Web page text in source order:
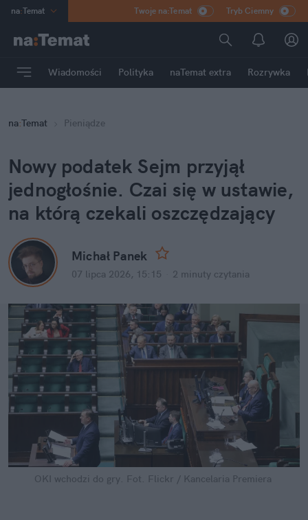
na:Temat
Poland
mama
Rozrywka
Twoje na:Temat Tryb Ciemny
Wiadomości Polityka naTemat extra Rozrywka
na:Temat Pieniądze
Nowy podatek Sejm przyjął
jednogłośnie. Czai się w ustawie,
na którą czekali oszczędzający
Michał Panek
07 lipca 2026, 15:15 2 minuty czytania
OKI wchodzi do gry. Fot. Flickr / Kancelaria Premiera